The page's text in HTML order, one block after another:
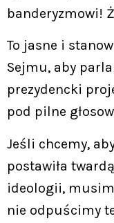
banderyzmowi!
To jasne i
Sejmu, aby
prezydencki
pod pilne
Jeśli chcemy,
postawiła
ideologii,
nie odpuścimy